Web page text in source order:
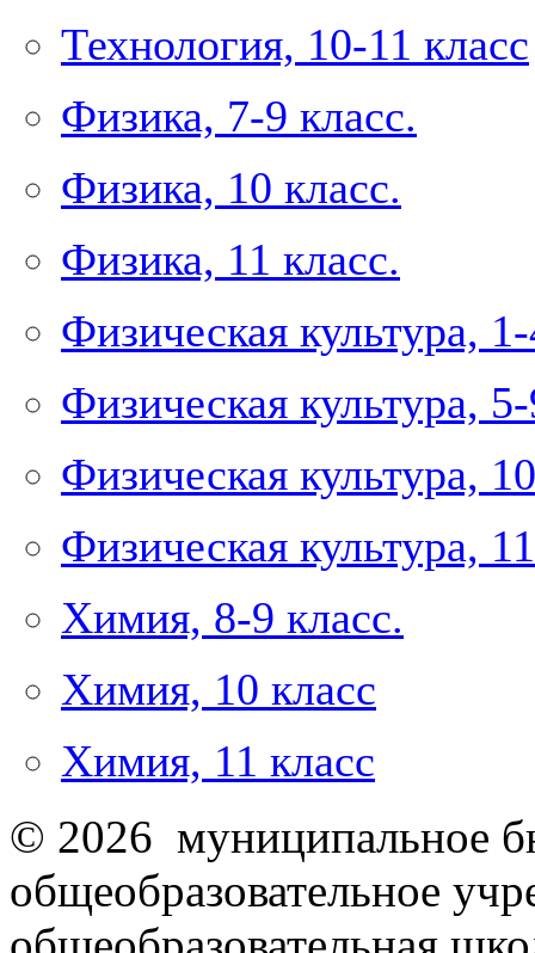
Технология, 10-11 класс
Физика, 7-9 класс.
Физика, 10 класс.
Физика, 11 класс.
Физическая культура,
Физическая культура,
Физическая культура,
Физическая культура,
Химия, 8-9 класс.
Химия, 10 класс
Химия, 11 класс
© 2026 муниципальное
общеобразовательное